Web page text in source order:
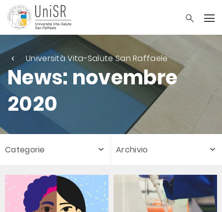
Università Vita-Salute San Raffaele
News: novembre
2020
Categorie Archivio